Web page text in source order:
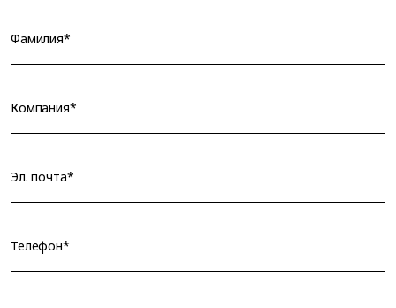
Фамилия*
Компания*
Эл. почта*
Телефон*